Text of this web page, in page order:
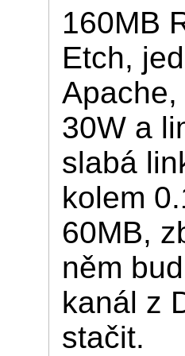
160MB
Etch,
Apache,
30W a
slabá
kolem
60MB,
něm
kanál z
stačit.